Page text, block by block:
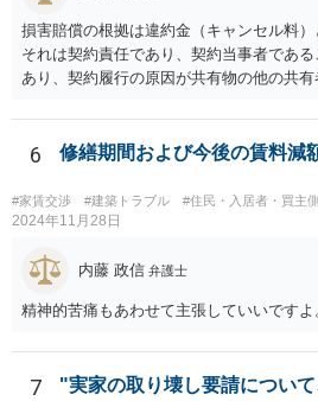
るリスクがあります（もちろん、争点と
グ等することはありますが、それは手続戦
判所は公平な第三者であり、調停委員会
があります。手続を有利に進めたいので
回提出を予定している資料がどのような
て具体的なに採るべき手段は変わってくる
事情を踏まえない一般論としてご理解い
ます。
損害賠償の根拠は違約金（キャンセル料）
それは契約責任であり、契約当事者であ
あり、契約履行の原因が共有物の他の共
るべきものであり、奥さんが負担すべき
奥さんにメンテナンス工事契約を承諾し
ません。 それでも請求をされましたら、
をお薦めします。
6 修繕期間および今後の賃料減
#家賃交渉 #建築トラブル #住民・入居者・買主側
2024年11月28日
内藤 政信 弁護士
精神的苦痛もあわせて主張していいです
7
"実家の取り壊し要請につい